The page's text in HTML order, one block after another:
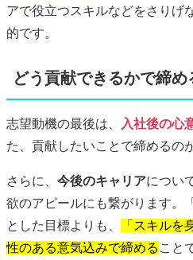
アで役立つスキルなどをさりげ
的です。
どう貢献できるかで締め
志望動機の最後は、 入社後の心
た、貢献したいことで締めるの
さらに、 今後のキャリアについ
欲のアピールにも繋がります。
とした目標よりも、
「スキルを
性のある意気込みで締める こと